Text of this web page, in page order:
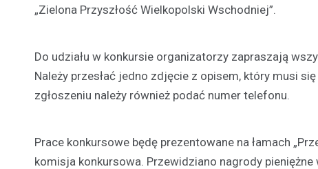
„Zielona Przyszłość Wielkopolski Wschodniej”.
Do udziału w konkursie organizatorzy zapraszają
Należy przesłać jedno zdjęcie z opisem, który musi
zgłoszeniu należy również podać numer telefonu.
Prace konkursowe będę prezentowane na łamach
komisja konkursowa. Przewidziano nagrody